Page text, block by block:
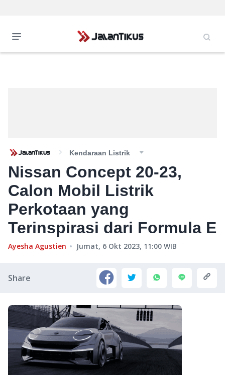
Kendaraan Listrik
Nissan Concept 20-23,
Calon Mobil Listrik
Perkotaan yang
Terinspirasi dari Formula E
Ayesha Agustien Jumat, 6 Okt 2023, 11:00 WIB
Share